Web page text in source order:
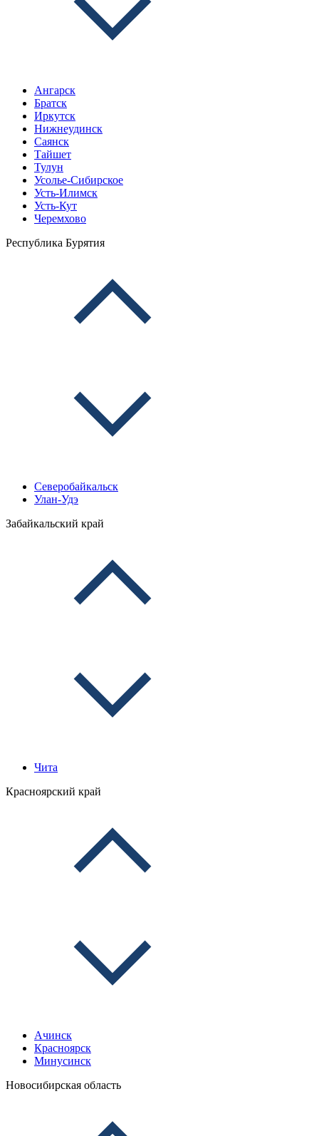
Ангарск
Братск
Иркутск
Нижнеудинск
Саянск
Тайшет
Тулун
Усолье-Сибирское
Усть-Илимск
Усть-Кут
Черемхово
Республика Бурятия
Северобайкальск
Улан-Удэ
Забайкальский край
Чита
Красноярский край
Ачинск
Красноярск
Минусинск
Новосибирская область